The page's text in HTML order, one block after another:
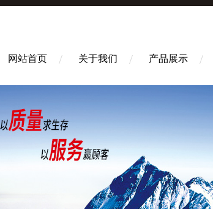
网站首页 关于我们 产品展示